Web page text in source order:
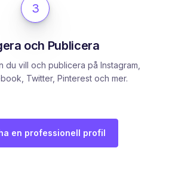
3
och Publicera
du vill och publicera på Instagram,
Twitter, Pinterest och mer.
en professionell profil